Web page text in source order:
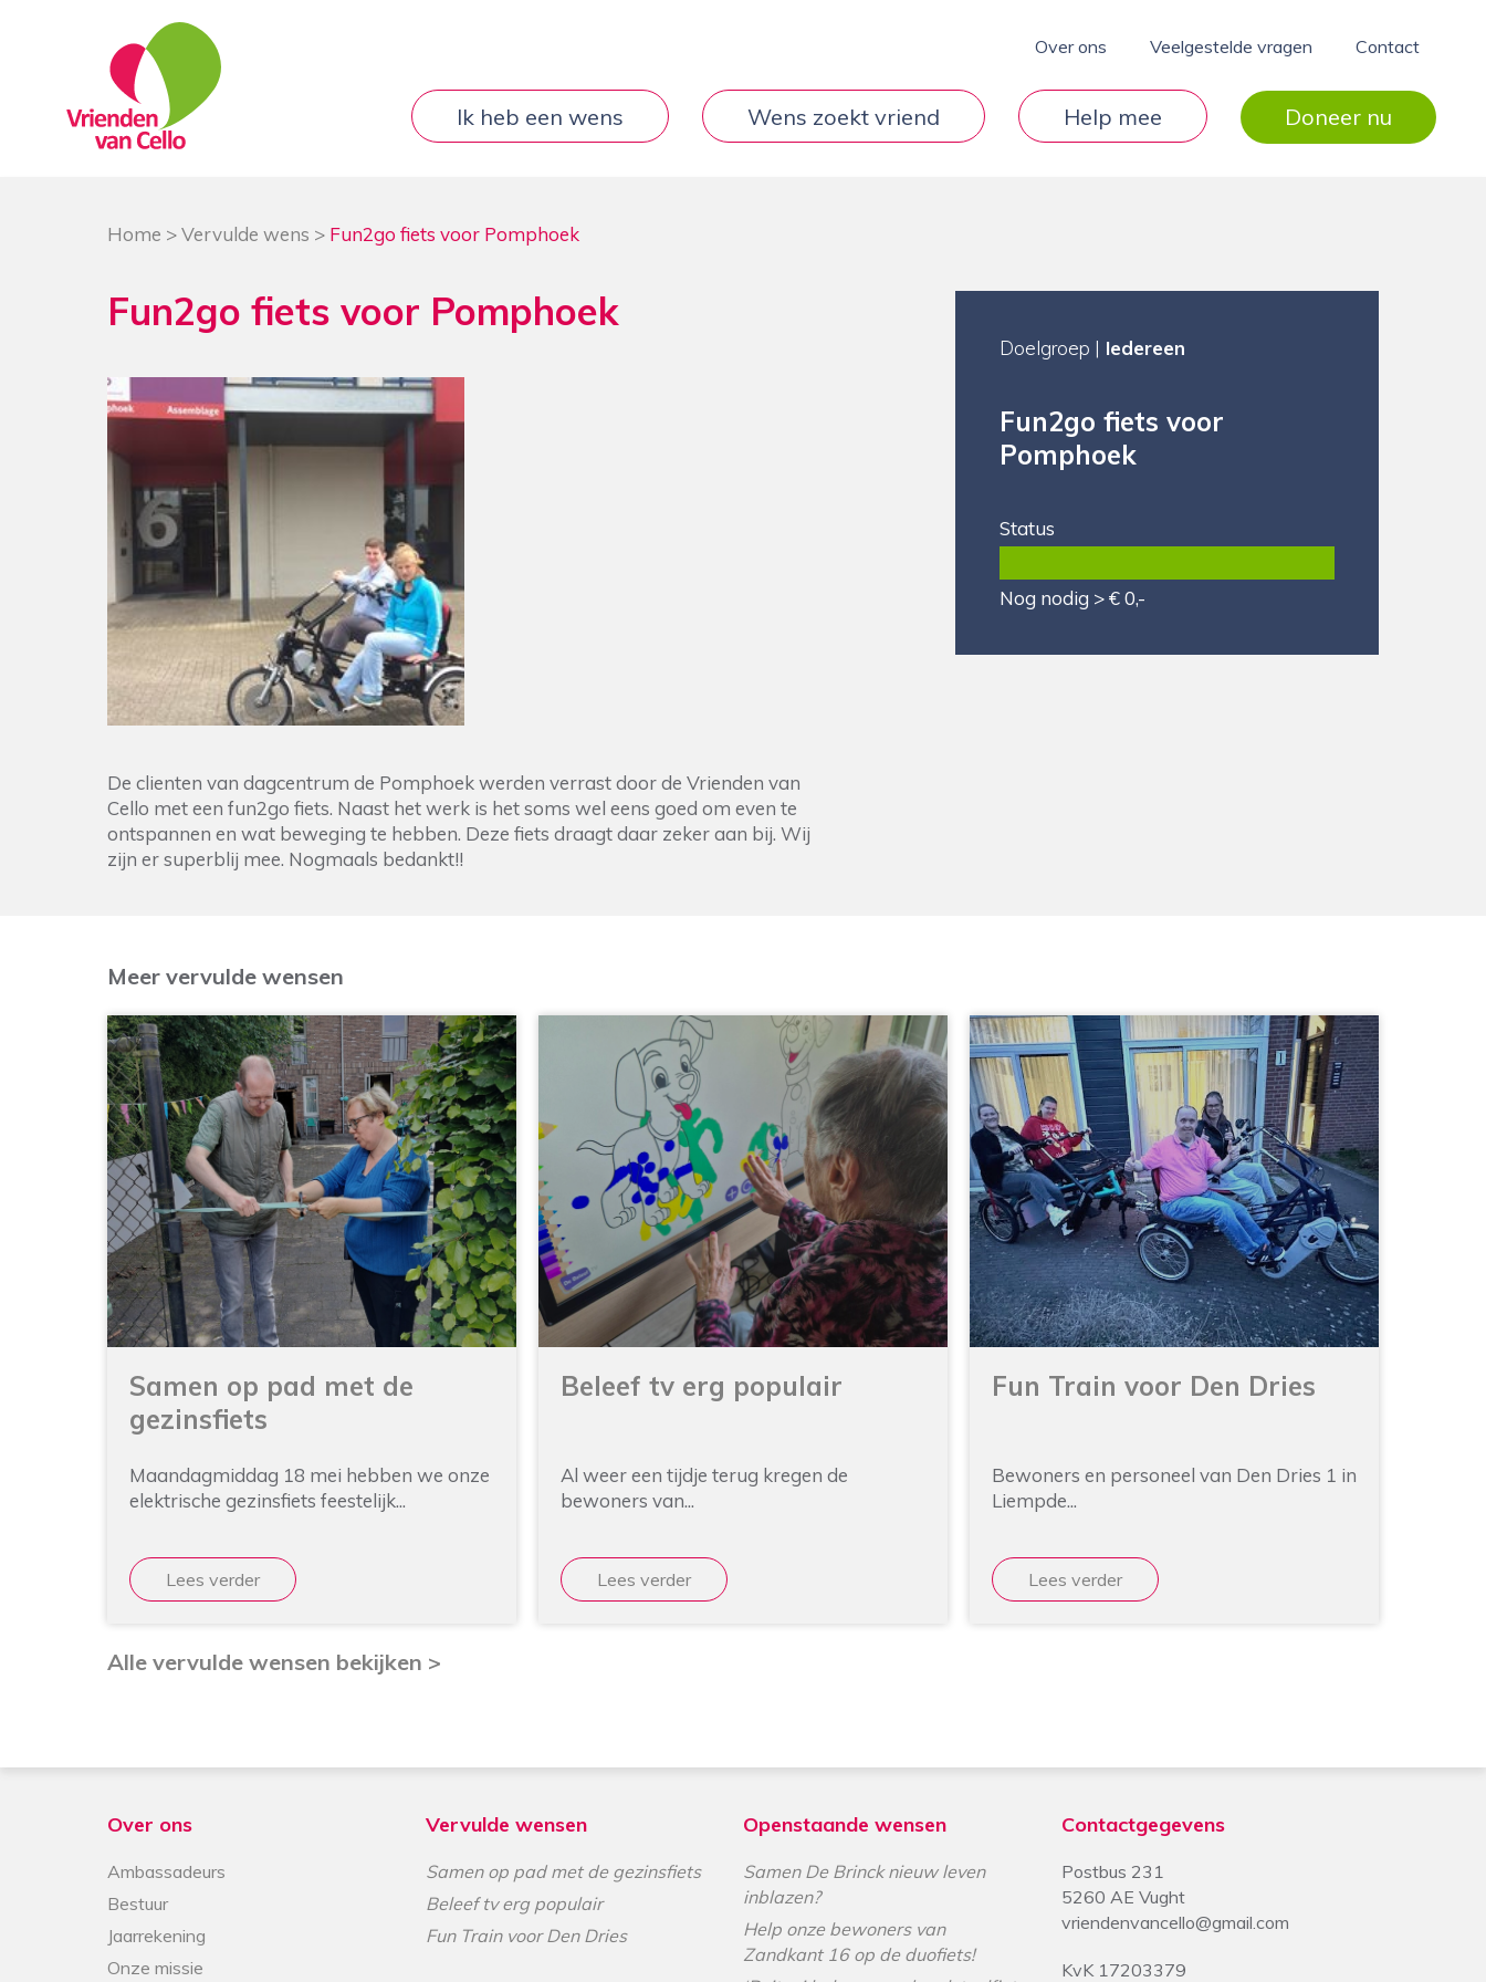
Over ons Veelgestelde vragen Contact
Ik heb een wens Wens zoekt vriend Help mee Doneer nu
Home >Vervulde wens > Fun2go fiets voor Pomphoek
Fun2go fiets voor Pomphoek
De clienten van dagcentrum de Pomphoek werden verrast door de Vrienden van
Cello met een fun2go fiets. Naast het werk is het soms wel eens goed om even te
ontspannen en wat beweging te hebben. Deze fiets draagt daar zeker aan bij. Wij
zijn er superblij mee. Nogmaals bedankt!!
Doelgroep | Iedereen
Fun2go fiets voor
Pomphoek
Status
Nog nodig > € 0,-
Meer vervulde wensen
Samen op pad met de
gezinsfiets
Maandagmiddag 18 mei hebben we onze
elektrische gezinsfiets feestelijk...
Lees verder
Beleef tv erg populair
Al weer een tijdje terug kregen de
bewoners van...
Lees verder
Fun Train voor Den Dries
Bewoners en personeel van Den Dries 1 in
Liempde...
Lees verder
Alle vervulde wensen bekijken >
Over ons
Ambassadeurs
Bestuur
Jaarrekening
Onze missie
Vervulde wensen
Samen op pad met de gezinsfiets
Beleef tv erg populair
Fun Train voor Den Dries
Openstaande wensen
Samen De Brinck nieuw leven
inblazen?
Help onze bewoners van
Zandkant 16 op de duofiets!
Contactgegevens
Postbus 231
5260 AE Vught
vriendenvancello@gmail.com
KvK 17203379